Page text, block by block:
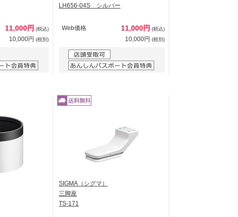
11,000円 (税込)
10,000円 (税別)
LH656-04S シルバー
Web価格 11,000円 (税込)
10,000円 (税別)
SIGMA（シグマ）
三脚座
TS-171